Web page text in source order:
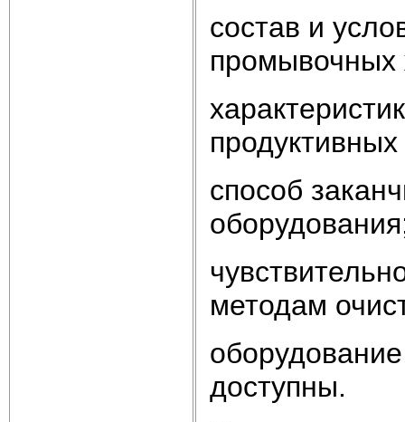
состав и
промывочных
способ
методам
доступны.